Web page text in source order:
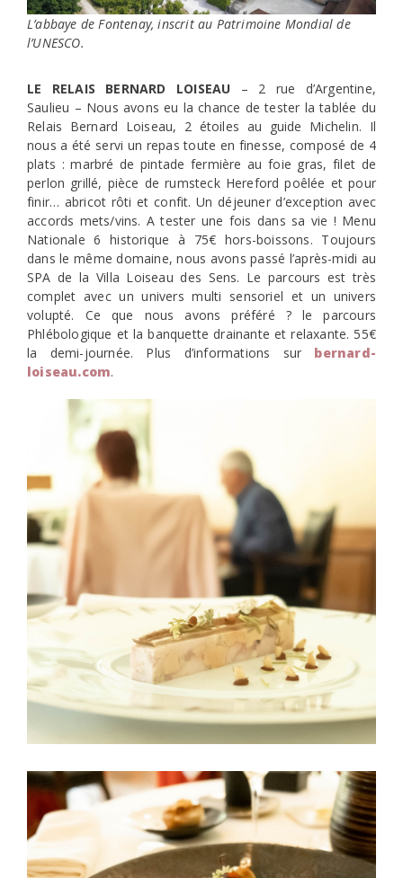
L’abbaye de Fontenay, inscrit au Patrimoine Mondial de
l’UNESCO.
LE RELAIS BERNARD LOISEAU – 2 rue d’Argentine,
Saulieu – Nous avons eu la chance de tester la tablée du
Relais Bernard Loiseau, 2 étoiles au guide Michelin. Il
nous a été servi un repas toute en finesse, composé de 4
plats : marbré de pintade fermière au foie gras, filet de
perlon grillé, pièce de rumsteck Hereford poêlée et pour
finir… abricot rôti et confit. Un déjeuner d’exception avec
accords mets/vins. A tester une fois dans sa vie ! Menu
Nationale 6 historique à 75€ hors-boissons. Toujours
dans le même domaine, nous avons passé l’après-midi au
SPA de la Villa Loiseau des Sens. Le parcours est très
complet avec un univers multi sensoriel et un univers
volupté. Ce que nous avons préféré ? le parcours
Phlébologique et la banquette drainante et relaxante. 55€
la demi-journée. Plus d’informations sur bernard-
loiseau.com.